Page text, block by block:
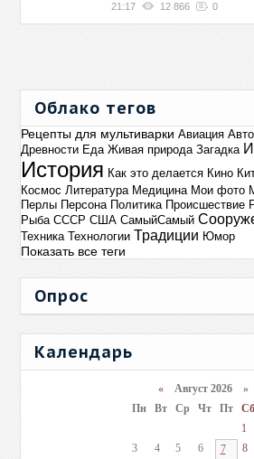
21:17 12 866 0
Облако тегов
Рецепты для мультиварки Авиация Авто
Древности Еда Живая природа Загадка
История Как это делается Кино
Космос Литература Медицина Мои фото
Перлы Персона Политика Происшествие
Рыба СССР США СамыйСамый
Техника Технологии Традиции Юмор
Показать все теги
Опрос
Календарь
«Август 2026 »
Пн
Вт Ср Чт Пт Сб
1
3
4 5 6 7 8